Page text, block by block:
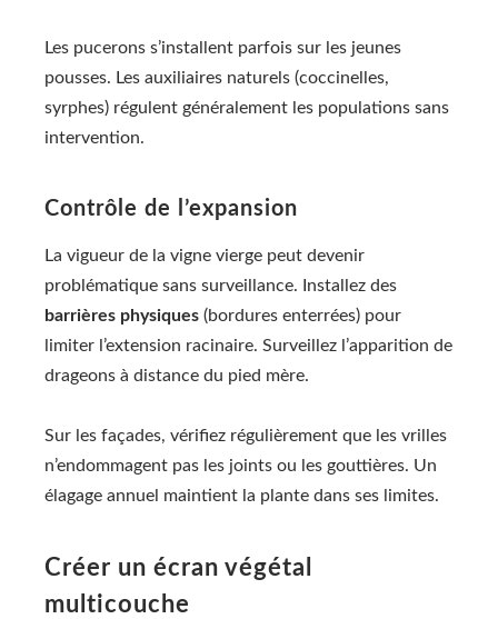
Les pucerons s’installent parfois sur les jeunes
pousses. Les auxiliaires naturels (coccinelles,
syrphes) régulent généralement les populations sans
intervention.
Contrôle de l’expansion
La vigueur de la vigne vierge peut devenir
problématique sans surveillance. Installez des
barrières physiques (bordures enterrées) pour
limiter l’extension racinaire. Surveillez l’apparition de
drageons à distance du pied mère.
Sur les façades, vérifiez régulièrement que les vrilles
n’endommagent pas les joints ou les gouttières. Un
élagage annuel maintient la plante dans ses limites.
Créer un écran végétal
multicouche